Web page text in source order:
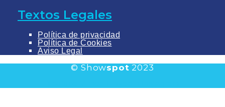
Textos Legales
Política de privacidad
Política de Cookies
Aviso Legal
© Showspot 2023